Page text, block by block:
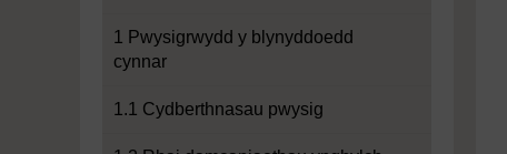
1 Pwysigrwydd y blynyddoedd
cynnar
1.1 Cydberthnasau pwysig